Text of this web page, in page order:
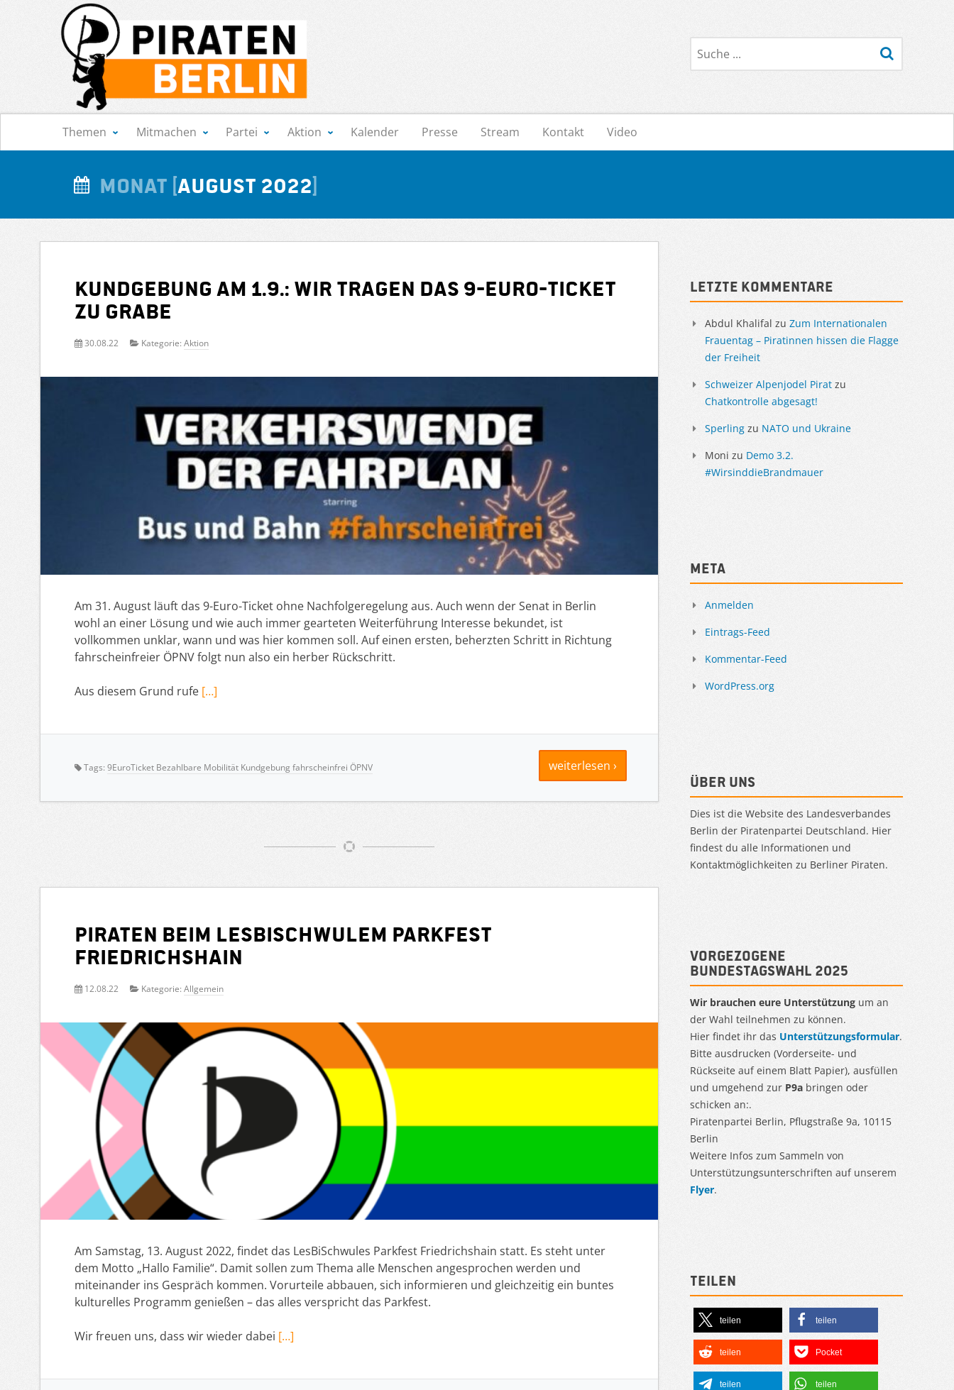
Suche
Navigation
Themen Mitmachen Partei Aktion Kalender Presse Stream Kontakt Video
Monat August 2022
Kundgebung am 1.9.: Wir tragen das 9-Euro-Ticket
zu Grabe
30.08.22 Kategorie: Aktion
Am 31. August läuft das 9-Euro-Ticket ohne Nachfolgeregelung aus. Auch wenn der Senat in Berlin
wohl an einer Lösung und wie auch immer gearteten Weiterführung Interesse bekundet, ist
vollkommen unklar, wann und was hier kommen soll. Auf einen ersten, beherzten Schritt in Richtung
fahrscheinfreier ÖPNV folgt nun also ein herber Rückschritt.
Aus diesem Grund rufe […]
weiterlesen ›
Tags: 9EuroTicket Bezahlbare Mobilität Kundgebung fahrscheinfrei ÖPNV
PIRATEN beim LesBiSchwulem Parkfest
Friedrichshain
12.08.22 Kategorie: Allgemein
Am Samstag, 13. August 2022, findet das LesBiSchwules Parkfest Friedrichshain statt. Es steht unter
dem Motto „Hallo Familie“. Damit sollen zum Thema alle Menschen angesprochen werden und
miteinander ins Gespräch kommen. Vorurteile abbauen, sich informieren und gleichzeitig ein buntes
kulturelles Programm genießen – das alles verspricht das Parkfest.
Wir freuen uns, dass wir wieder dabei […]
Letzte Kommentare
Abdul Khalifal zu Zum Internationalen
Frauentag – Piratinnen hissen die Flagge
der Freiheit
Schweizer Alpenjodel Pirat zu
Chatkontrolle abgesagt!
Sperling zu NATO und Ukraine
Moni zu Demo 3.2.
#WirsinddieBrandmauer
Meta
Anmelden
Eintrags-Feed
Kommentar-Feed
WordPress.org
Über uns
Dies ist die Website des Landesverbandes
Berlin der Piratenpartei Deutschland. Hier
findest du alle Informationen und
Kontaktmöglichkeiten zu Berliner Piraten.
Vorgezogene
Bundestagswahl 2025
Wir brauchen eure Unterstützung um an
der Wahl teilnehmen zu können.
Hier findet ihr das Unterstützungsformular.
Bitte ausdrucken (Vorderseite- und
Rückseite auf einem Blatt Papier), ausfüllen
und umgehend zur P9a bringen oder
schicken an:.
Piratenpartei Berlin, Pflugstraße 9a, 10115
Berlin
Weitere Infos zum Sammeln von
Unterstützungsunterschriften auf unserem
Flyer.
Teilen
teilen teilen
teilen Pocket
teilen teilen